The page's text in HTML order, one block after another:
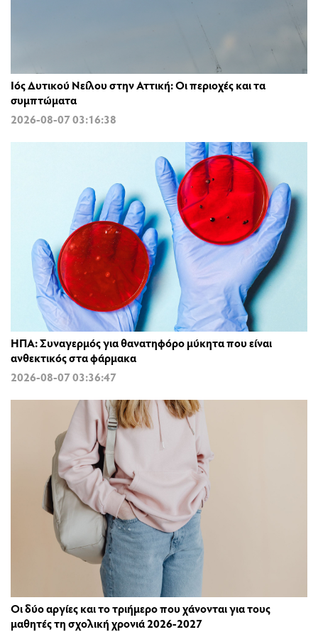
Ιός Δυτικού Νείλου στην Αττική: Οι περιοχές και τα
συμπτώματα
2026-08-07 03:16:38
ΗΠΑ: Συναγερμός για θανατηφόρο μύκητα που είναι
ανθεκτικός στα φάρμακα
2026-08-07 03:36:47
Οι δύο αργίες και το τριήμερο που χάνονται για τους
μαθητές τη σχολική χρονιά 2026-2027